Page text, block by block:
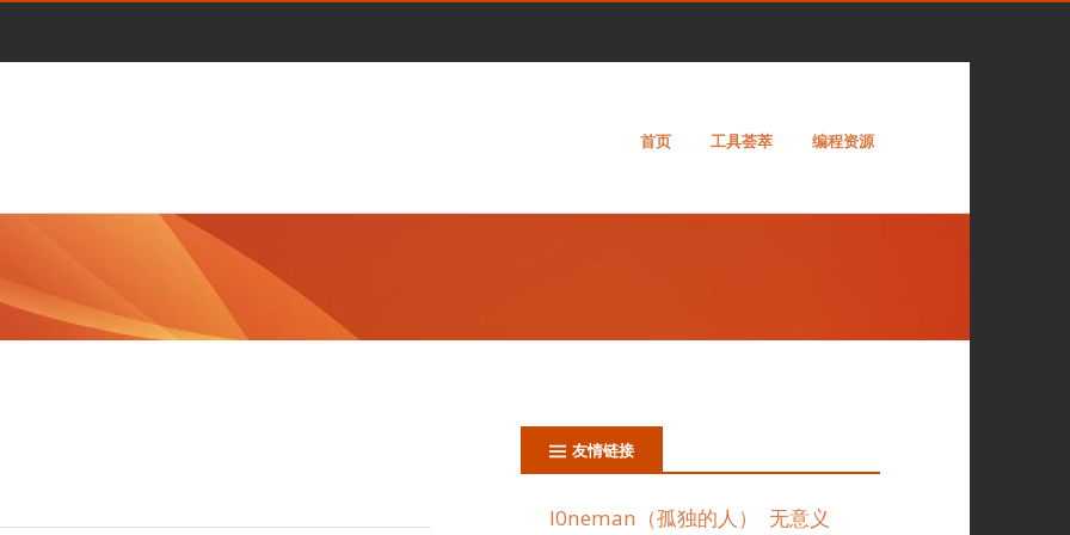
首页 工具荟萃 编程资源
友情链接
l0neman（孤独的人）
无意义